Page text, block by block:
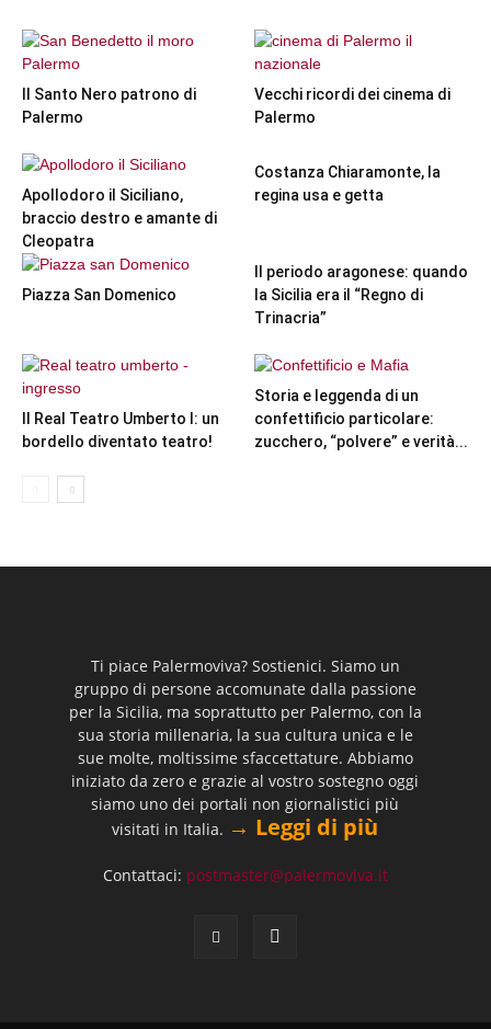
Il Santo Nero patrono di
Palermo
Vecchi ricordi dei cinema di
Palermo
Apollodoro il Siciliano,
braccio destro e amante di
Cleopatra
Costanza Chiaramonte, la
regina usa e getta
Piazza San Domenico
Il periodo aragonese: quando
la Sicilia era il “Regno di
Trinacria”
Il Real Teatro Umberto I: un
bordello diventato teatro!
Storia e leggenda di un
confettificio particolare:
zucchero, “polvere” e verità...
Ti piace Palermoviva? Sostienici. Siamo un
gruppo di persone accomunate dalla passione
per la Sicilia, ma soprattutto per Palermo, con la
sua storia millenaria, la sua cultura unica e le
sue molte, moltissime sfaccettature. Abbiamo
iniziato da zero e grazie al vostro sostegno oggi
siamo uno dei portali non giornalistici più
visitati in Italia. → Leggi di più
Contattaci: postmaster@palermoviva.it